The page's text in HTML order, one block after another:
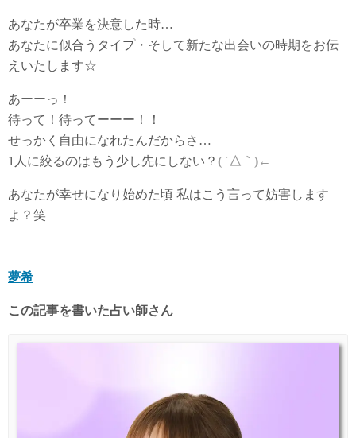
あなたが卒業を決意した時…
あなたに似合うタイプ・そして新たな出会いの時期をお伝
えいたします☆
あーーっ！
待って！待ってーーー！！
せっかく自由になれたんだからさ…
1人に絞るのはもう少し先にしない？ ( ´△｀)←
あなたが幸せになり始めた頃 私はこう言って妨害します
よ？笑
夢希
この記事を書いた占い師さん